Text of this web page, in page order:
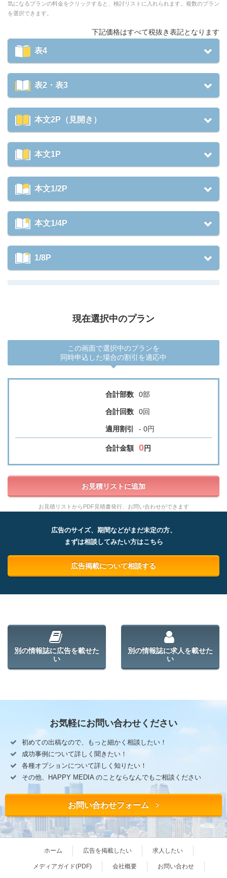
気になるプランの料金をクリックすると、検討リストに入れられます。複数のプラン
を選択できます。
下記価格はすべて税抜き表記となります
表4
表2・表3
本文2P（見開き）
本文1P
本文1/2P
本文1/4P
1/8P
現在選択中のプラン
この画面で選択中のプランを
同時申込した場合の割引を適応中
合計部数 0部
合計回数 0回
適用割引 - 0円
合計金額 0円
お見積リストに追加
お見積リストからPDF見積書発行、お問い合わせができます
広告のサイズ、期間などがまだ未定の方、
まずは相談してみたい方はこちら
広告掲載について相談する
別の情報誌に広告を載せた
い
別の情報誌に求人を載せた
い
お気軽にお問い合わせください
初めての出稿なので、もっと細かく相談したい！
成功事例について詳しく聞きたい！
各種オプションについて詳しく知りたい！
その他、HAPPY MEDIA のことならなんでもご相談ください
お問い合わせフォーム
ホーム 広告を掲載したい 求人したい
メディアガイド(PDF) 会社概要 お問い合わせ